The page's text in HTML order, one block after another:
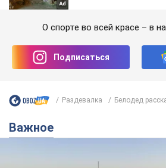
О спорте во всей красе – в
Подписаться
Раздевалка Белодед
Важное